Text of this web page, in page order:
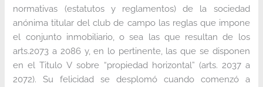
normativas (estatutos y reglamentos) de la sociedad
anónima titular del club de campo las reglas que impone
el conjunto inmobiliario, o sea las que resultan de los
arts.2073 a 2086 y, en lo pertinente, las que se disponen
en el Titulo V sobre “propiedad horizontal” (arts. 2037 a
2072). Su felicidad se desplomó cuando comenzó a